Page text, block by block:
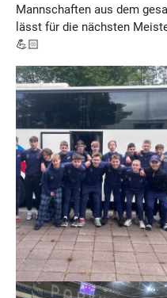
Mannschaften aus dem
lässt für die nächsten
💪🏻